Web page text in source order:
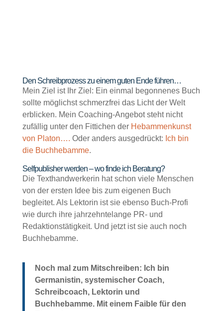
Den Schreibprozess zu einem guten Ende führen…
Mein Ziel ist Ihr Ziel: Ein einmal begonnenes Buch
sollte möglichst schmerzfrei das Licht der Welt
erblicken. Mein Coaching-Angebot steht nicht
zufällig unter den Fittichen der Hebammenkunst
von Platon…. Oder anders ausgedrückt: Ich bin
die Buchhebamme.
Selfpublisher werden – wo finde ich Beratung?
Die Texthandwerkerin hat schon viele Menschen
von der ersten Idee bis zum eigenen Buch
begleitet. Als Lektorin ist sie ebenso Buch-Profi
wie durch ihre jahrzehntelange PR- und
Redaktionstätigkeit. Und jetzt ist sie auch noch
Buchhebamme.
Noch mal zum Mitschreiben: Ich bin
Germanistin, systemischer Coach,
Schreibcoach, Lektorin und
Buchhebamme. Mit einem Faible für den